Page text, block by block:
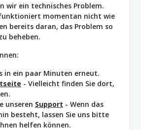
wir ein technisches Problem.
momentan nicht wie
bereits daran, das Problem so
beheben.
in ein paar Minuten erneut.
- Vielleicht finden Sie dort,
unseren Support - Wenn das
besteht, lassen Sie uns bitte
helfen können.